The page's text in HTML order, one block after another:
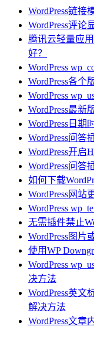
WordPress链接
WordPress评
腾讯云轻量应
好？
WordPress
WordPress各个
WordPress
WordPress最新
WordPress日期
WordPress问答
WordPress开启
WordPress问答
如何下载
WordPress网站
WordPress
无需插件禁止
WordPress图片
使用WP
WordPress
决方法
WordPress英文
解决方法
WordPress文章